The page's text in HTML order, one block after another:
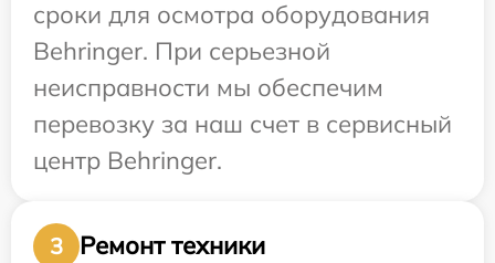
сроки для осмотра оборудования
Behringer. При серьезной
неисправности мы обеспечим
перевозку за наш счет в сервисный
центр Behringer.
3
Ремонт техники